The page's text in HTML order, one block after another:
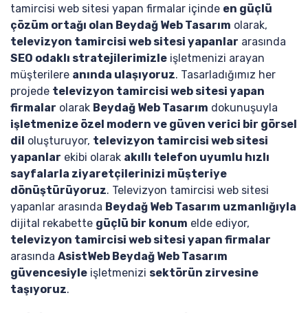
tamircisi web sitesi yapan firmalar içinde en güçlü
çözüm ortağı olan Beydağ Web Tasarım olarak,
televizyon tamircisi web sitesi yapanlar arasında
SEO odaklı stratejilerimizle işletmenizi arayan
müşterilere anında ulaşıyoruz. Tasarladığımız her
projede televizyon tamircisi web sitesi yapan
firmalar olarak Beydağ Web Tasarım dokunuşuyla
işletmenize özel modern ve güven verici bir görsel
dil oluşturuyor, televizyon tamircisi web sitesi
yapanlar ekibi olarak akıllı telefon uyumlu hızlı
sayfalarla ziyaretçilerinizi müşteriye
dönüştürüyoruz. Televizyon tamircisi web sitesi
yapanlar arasında Beydağ Web Tasarım uzmanlığıyla
dijital rekabette güçlü bir konum elde ediyor,
televizyon tamircisi web sitesi yapan firmalar
arasında AsistWeb Beydağ Web Tasarım
güvencesiyle işletmenizi sektörün zirvesine
taşıyoruz.